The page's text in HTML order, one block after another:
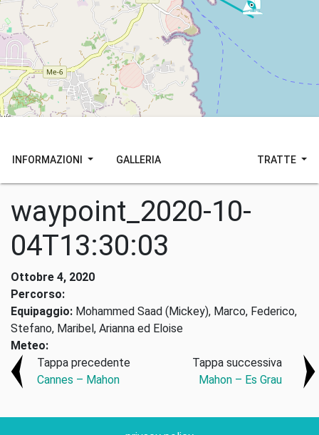
INFORMAZIONI GALLERIA TRATTE
waypoint_2020-10-
04T13:30:03
Ottobre 4, 2020
Percorso:
Equipaggio: Mohammed Saad (Mickey), Marco, Federico,
Stefano, Maribel, Arianna ed Eloise
Meteo:
Tappa precedente
Cannes – Mahon
Tappa successiva
Mahon – Es Grau